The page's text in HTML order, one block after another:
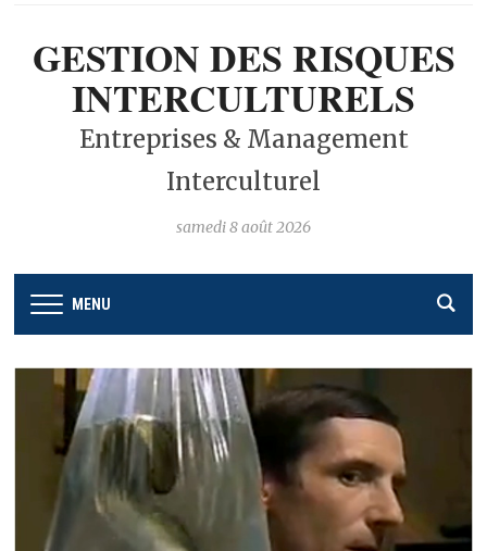
GESTION DES RISQUES
INTERCULTURELS
Entreprises & Management
Interculturel
samedi 8 août 2026
MENU